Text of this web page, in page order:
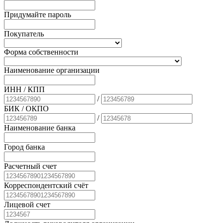
Придумайте пароль
Покупатель
Форма собственности
Наименование организации
ИНН / КПП
/
БИК / ОКПО
/
Наименование банка
Город банка
Расчетный счет
Корреспондентский счёт
Лицевой счет